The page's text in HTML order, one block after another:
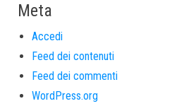
Meta
Accedi
Feed dei contenuti
Feed dei commenti
WordPress.org